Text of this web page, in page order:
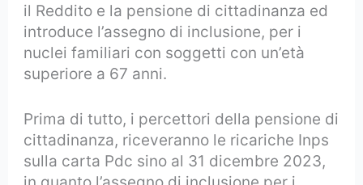
il Reddito e la pensione di cittadinanza ed
introduce l’assegno di inclusione, per i
nuclei familiari con soggetti con un’età
superiore a 67 anni.
Prima di tutto, i percettori della pensione di
cittadinanza, riceveranno le ricariche Inps
sulla carta Pdc sino al 31 dicembre 2023,